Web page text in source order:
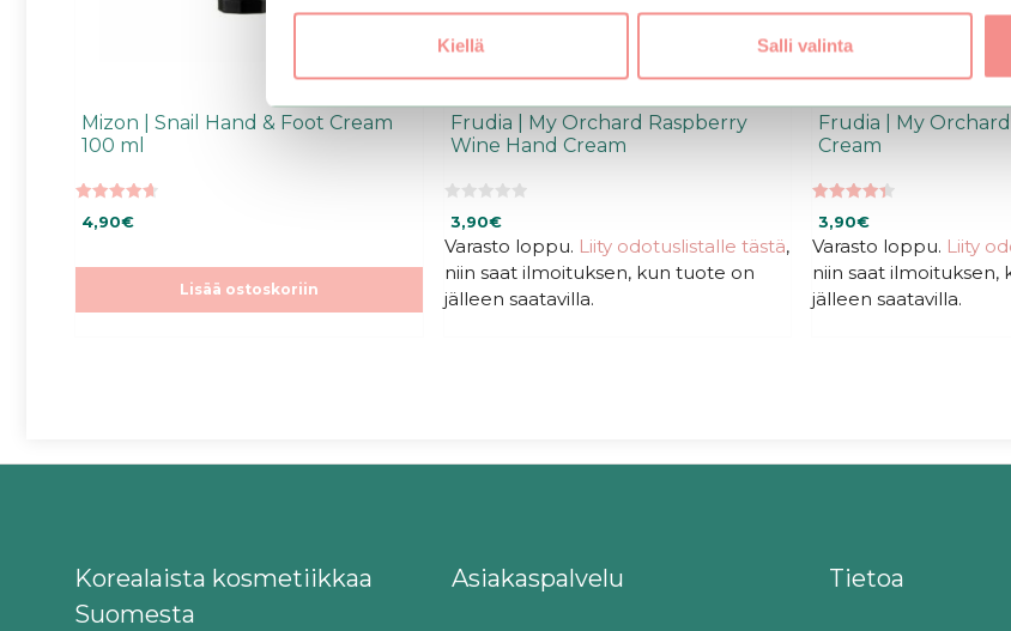
Kiellä Salli valinta
Mizon | Snail Hand & Foot Cream
100 ml
5:stä
4,90€
Lisää ostoskoriin
Frudia | My Orchard Raspberry
Wine Hand Cream
5
:
s
t
3,90€
Varasto loppu. Liity odotuslistalle tästä,
niin saat ilmoituksen, kun tuote on
jälleen saatavilla.
Frudia | My
Cream
5:stä
3,90€
Varasto loppu. Liity
niin saat ilmoituksen,
jälleen saatavilla.
Korealaista kosmetiikkaa
Suomesta
Asiakaspalvelu Tietoa